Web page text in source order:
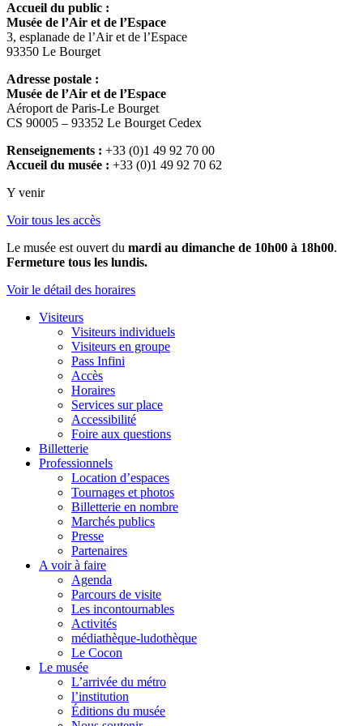
Accueil du public :
Musée de l’Air et de l’Espace
3, esplanade de l’Air et de l’Espace
93350 Le Bourget
Adresse postale :
Musée de l’Air et de l’Espace
Aéroport de Paris-Le Bourget
CS 90005 – 93352 Le Bourget Cedex
Renseignements : +33 (0)1 49 92 70 00
Accueil du musée : +33 (0)1 49 92 70 62
Y venir
Voir tous les accès
Le musée est ouvert du mardi au dimanche de 10h00 à 18h00.
Fermeture tous les lundis.
Voir le détail des horaires
Visiteurs
Visiteurs individuels
Visiteurs en groupe
Pass Infini
Accès
Horaires
Services sur place
Accessibilité
Foire aux questions
Billetterie
Professionnels
Location d’espaces
Tournages et photos
Billetterie en nombre
Marchés publics
Presse
Partenaires
A voir à faire
Agenda
Parcours de visite
Les incontournables
Activités
médiathèque-ludothèque
Le Cocon
Le musée
L’arrivée du métro
l’institution
Éditions du musée